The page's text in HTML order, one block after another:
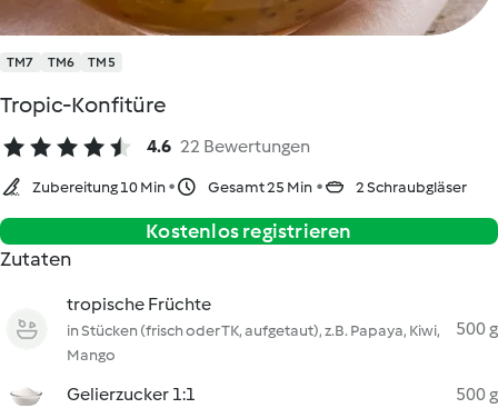
TM7 TM6 TM5
Tropic-Konfitüre
4.6 22 Bewertungen
Zubereitung 10 Min Gesamt 25 Min 2 Schraubgläser
Kostenlos registrieren
Zutaten
tropische Früchte
in Stücken (frisch oder TK, aufgetaut), z.B. Papaya, Kiwi,
Mango
500 g
Gelierzucker 1:1 500 g